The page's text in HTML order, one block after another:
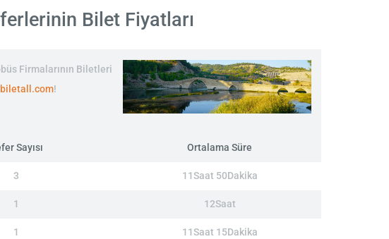
Bilet Fiyatları
Firmalarının Biletleri
biletall.com!
Sayısı Ortalama Süre
3 11Saat 50Dakika
1 12Saat
1 11Saat 15Dakika